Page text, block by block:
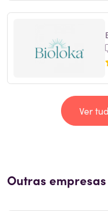
Ver
Outras